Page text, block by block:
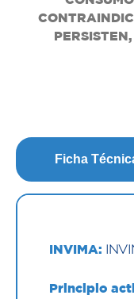
Ficha
INVIMA:
Principio